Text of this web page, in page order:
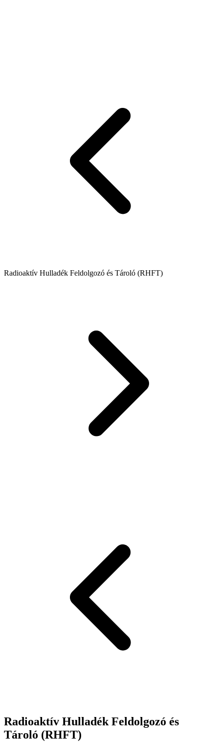
Radioaktív Hulladék Feldolgozó és Tároló (RHFT)
Radioaktív Hulladék Feldolgozó és
Tároló (RHFT)